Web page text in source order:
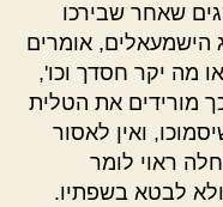
שאחר שבירכו
הישמעאלים, אומרים
מה יקר חסדך וכו',
מורידים את הטלית
ואין לאסור
ראוי לומר
לבטא בשפתיו.